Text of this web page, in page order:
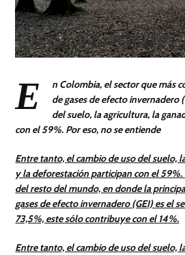
E
n Colombia, el sector que más
de gases de efecto invernadero
del suelo, la agricultura, la
con el 59%. Por eso, no se entiende
Entre tanto, el cambio de uso del suelo,
y la deforestación participan con el 59%.
del resto del mundo, en donde la
gases de efecto invernadero (GEI) es el
73,5%, este sólo contribuye con el 14%.
Entre tanto, el cambio de uso del suelo,